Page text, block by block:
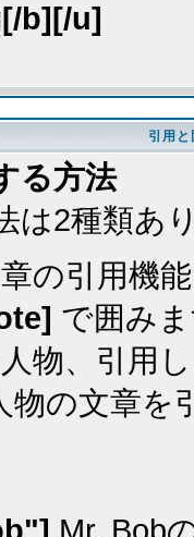
[/b][/u]
引用
る方法
は2種類あ
の引用機
で囲み
物、引用
物の文章